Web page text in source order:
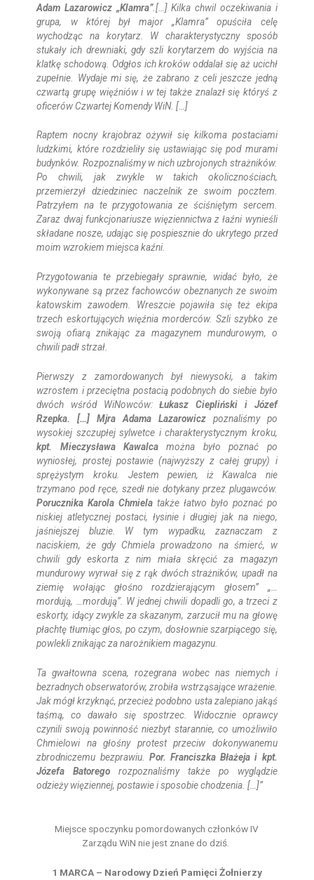
Adam Lazarowicz „Klamra”.[…] Kilka chwil oczekiwania i
grupa, w której był major „Klamra” opuściła celę
wychodząc na korytarz. W charakterystyczny sposób
stukały ich drewniaki, gdy szli korytarzem do wyjścia na
klatkę schodową. Odgłos ich kroków oddalał się aż ucichł
zupełnie. Wydaje mi się, że zabrano z celi jeszcze jedną
czwartą grupę więźniów i w tej także znalazł się któryś z
oficerów Czwartej Komendy WiN. […]
Raptem nocny krajobraz ożywił się kilkoma postaciami
ludzkimi, które rozdzieliły się ustawiając się pod murami
budynków. Rozpoznaliśmy w nich uzbrojonych strażników.
Po chwili, jak zwykle w takich okolicznościach,
przemierzył dziedziniec naczelnik ze swoim pocztem.
Patrzyłem na te przygotowania ze ściśniętym sercem.
Zaraz dwaj funkcjonariusze więziennictwa z łaźni wynieśli
składane nosze, udając się pospiesznie do ukrytego przed
moim wzrokiem miejsca kaźni.
Przygotowania te przebiegały sprawnie, widać było, że
wykonywane są przez fachowców obeznanych ze swoim
katowskim zawodem. Wreszcie pojawiła się też ekipa
trzech eskortujących więźnia morderców. Szli szybko ze
swoją ofiarą znikając za magazynem mundurowym, o
chwili padł strzał.
Pierwszy z zamordowanych był niewysoki, a takim
wzrostem i przeciętna postacią podobnych do siebie było
dwóch wśród WiNowców:Łukasz Ciepliński i Józef
Rzepka. […] Mjra Adama Lazarowiczpoznaliśmy po
wysokiej szczupłej sylwetce i charakterystycznym kroku,
kpt. Mieczysława Kawalca można było poznać po
wyniosłej, prostej postawie (najwyższy z całej grupy) i
sprężystym kroku. Jestem pewien, iż Kawalca nie
trzymano pod ręce, szedł nie dotykany przez plugawców.
Porucznika Karola Chmiela także łatwo było poznać po
niskiej atletycznej postaci, łysinie i długiej jak na niego,
jaśniejszej bluzie. W tym wypadku, zaznaczam z
naciskiem, że gdy Chmiela prowadzono na śmierć, w
chwili gdy eskorta z nim miała skręcić za magazyn
mundurowy wyrwał się z rąk dwóch strażników, upadł na
ziemię wołając głośno rozdzierającym głosem” „…
mordują, …mordują”. W jednej chwili dopadli go, a trzeci z
eskorty, idący zwykle za skazanym, zarzucił mu na głowę
płachtę tłumiąc głos, po czym, dosłownie szarpiącego się,
powlekli znikając za narożnikiem magazynu.
Ta gwałtowna scena, rozegrana wobec nas niemych i
bezradnych obserwatorów, zrobiła wstrząsające wrażenie.
Jak mógł krzyknąć, przecież podobno usta zalepiano jakąś
taśmą, co dawało się spostrzec. Widocznie oprawcy
czynili swoją powinność niezbyt starannie, co umożliwiło
Chmielowi na głośny protest przeciw dokonywanemu
zbrodniczemu bezprawiu. Por. Franciszka Błażeja i kpt.
Józefa Batorego rozpoznaliśmy także po wyglądzie
odzieży więziennej, postawie i sposobie chodzenia. […]”
Miejsce spoczynku pomordowanych członków IV
Zarządu WiN nie jest znane do dziś.
1 MARCA – Narodowy Dzień Pamięci Żołnierzy